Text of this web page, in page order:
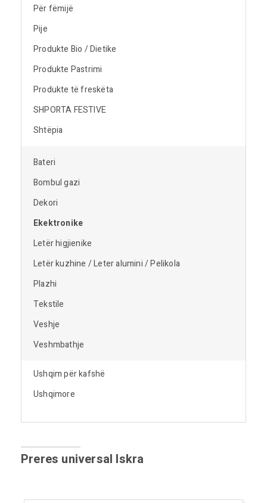
Për fëmijë
Pije
Produkte Bio / Dietike
Produkte Pastrimi
Produkte të freskëta
SHPORTA FESTIVE
Shtëpia
Bateri
Bombul gazi
Dekori
Ekektronike
Letër higjienike
Letër kuzhine / Leter alumini / Pelikola
Plazhi
Tekstile
Veshje
Veshmbathje
Ushqim për kafshë
Ushqimore
Preres universal Iskra